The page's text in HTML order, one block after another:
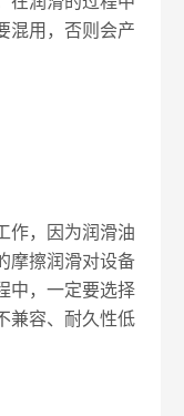
混用，否则会产
，因为润滑油
摩擦润滑对设备
中，一定要选择
兼容、耐久性低